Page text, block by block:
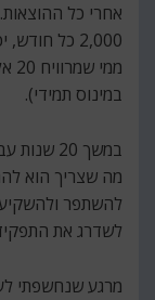
2,000 כל
במינוס תמידי).
במשך 20
מה שצריך הוא
להשתפר
לשדרג את
מרגע שנחשפתי